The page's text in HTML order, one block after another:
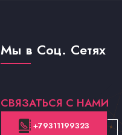
Мы в Соц. Сетях
СВЯЗАТЬСЯ С НАМИ
+79311199323